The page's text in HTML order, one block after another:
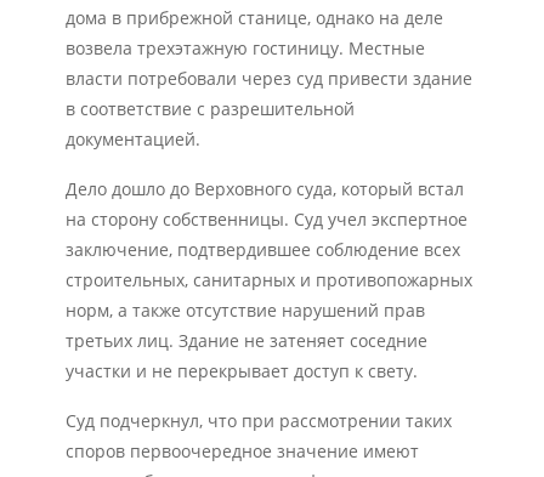
дома в прибрежной станице, однако на деле
возвела трехэтажную гостиницу. Местные
власти потребовали через суд привести здание
в соответствие с разрешительной
документацией.
Дело дошло до Верховного суда, который встал
на сторону собственницы. Суд учел экспертное
заключение, подтвердившее соблюдение всех
строительных, санитарных и противопожарных
норм, а также отсутствие нарушений прав
третьих лиц. Здание не затеняет соседние
участки и не перекрывает доступ к свету.
Суд подчеркнул, что при рассмотрении таких
споров первоочередное значение имеют